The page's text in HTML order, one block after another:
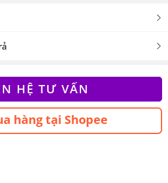
HỆ TƯ VẤN
hàng tại Shopee